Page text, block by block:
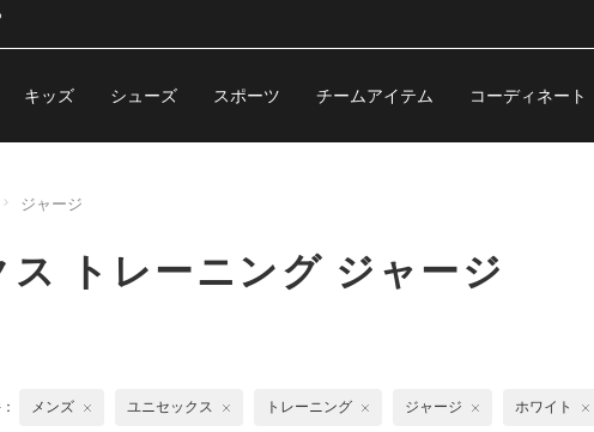
キッズ シューズ スポーツ チームアイテム コーディネート
ジャージ
トレーニング ジャージ
メンズ ユニセックス トレーニング ジャージ ホワイト